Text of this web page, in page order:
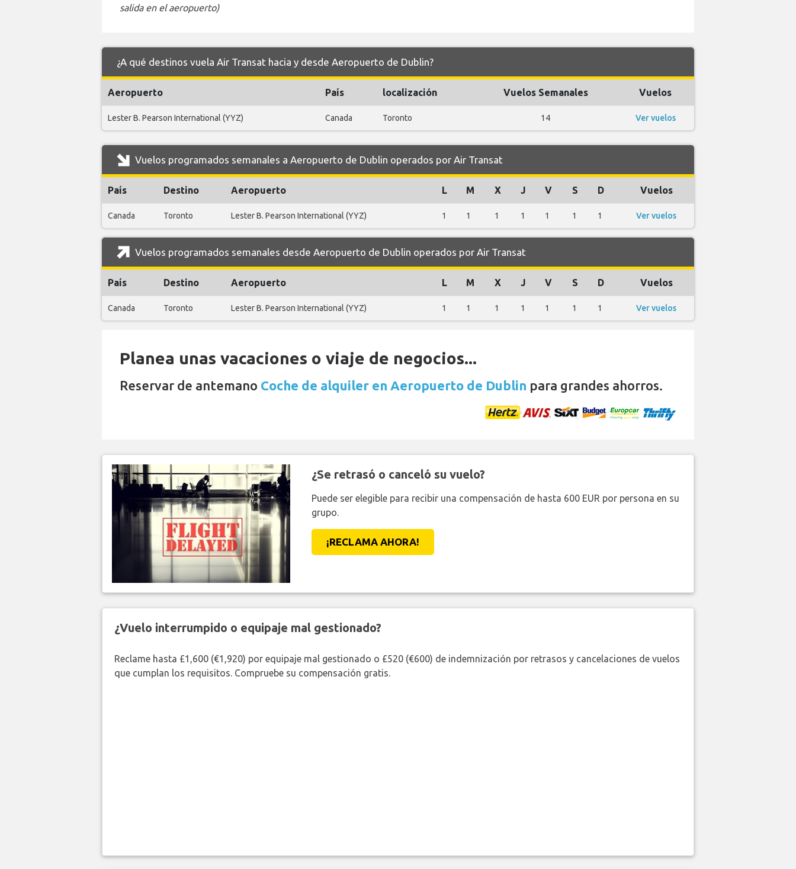
salida en el aeropuerto)
¿A qué destinos vuela Air Transat hacia y desde Aeropuerto de Dublin?
Aeropuerto País localización Vuelos Semanales Vuelos
Lester B. Pearson International (YYZ) Canada Toronto 14 Ver vuelos
Vuelos programados semanales a Aeropuerto de Dublin operados por Air Transat
País Destino Aeropuerto L M X J V S D Vuelos
Canada Toronto Lester B. Pearson International (YYZ) 1 1 1 1 1 1 1 Ver vuelos
Vuelos programados semanales desde Aeropuerto de Dublin operados por Air Transat
País Destino Aeropuerto L M X J V S D Vuelos
Canada Toronto Lester B. Pearson International (YYZ) 1 1 1 1 1 1 1 Ver vuelos
Planea unas vacaciones o viaje de negocios...
Reservar de antemano Coche de alquiler en Aeropuerto de Dublin para grandes ahorros.
¿Se retrasó o canceló su vuelo?
Puede ser elegible para recibir una compensación de hasta 600 EUR por persona en su
grupo.
¡RECLAMA AHORA!
¿Vuelo interrumpido o equipaje mal gestionado?
Reclame hasta £1,600 (€1,920) por equipaje mal gestionado o £520 (€600) de indemnización por retrasos y cancelaciones de vuelos
que cumplan los requisitos. Compruebe su compensación gratis.